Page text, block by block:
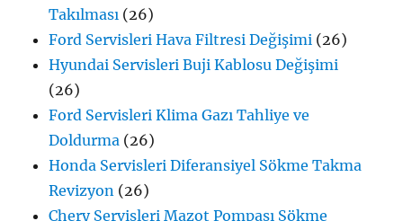
Takılması (26)
Ford Servisleri Hava Filtresi Değişimi (26)
Hyundai Servisleri Buji Kablosu Değişimi
(26)
Ford Servisleri Klima Gazı Tahliye ve
Doldurma (26)
Honda Servisleri Diferansiyel Sökme Takma
Revizyon (26)
Chery Servisleri Mazot Pompası Sökme